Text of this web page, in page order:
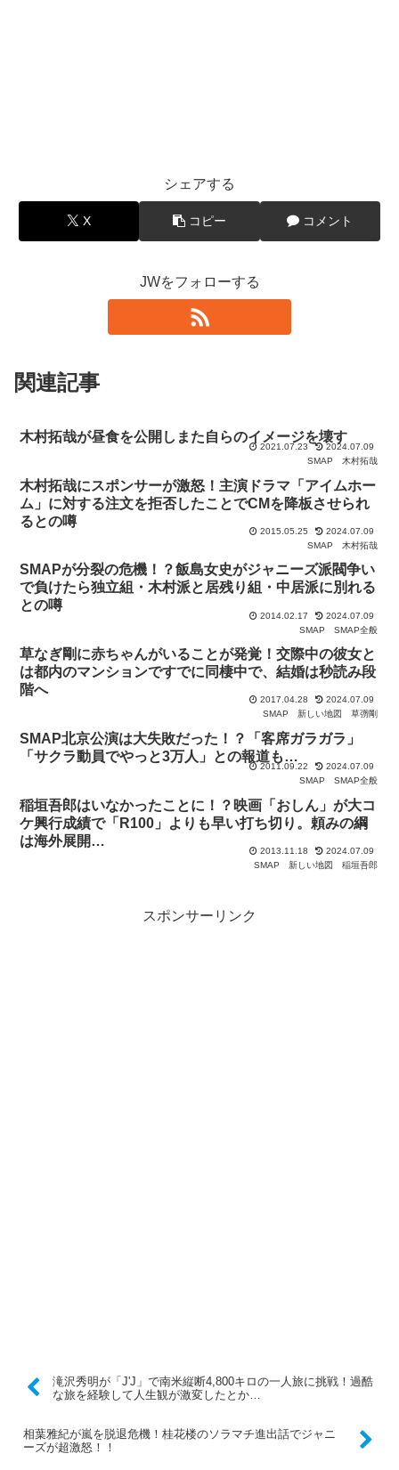
シェアする
X コピー コメント
JWをフォローする
関連記事
木村拓哉が昼食を公開しまた自らのイメージを壊す
2021.07.23
2024.07.09
SMAP
木村拓哉
木村拓哉にスポンサーが激怒！主演ドラマ「アイムホー
ム」に対する注文を拒否したことでCMを降板させられ
るとの噂
2015.05.25
2024.07.09
SMAP
木村拓哉
SMAPが分裂の危機！？飯島女史がジャニーズ派閥争い
で負けたら独立組・木村派と居残り組・中居派に別れる
との噂
2014.02.17
2024.07.09
SMAP
SMAP全般
草なぎ剛に赤ちゃんがいることが発覚！交際中の彼女と
は都内のマンションですでに同棲中で、結婚は秒読み段
階へ
2017.04.28
2024.07.09
SMAP
新しい地図 草彅剛
SMAP北京公演は大失敗だった！？「客席ガラガラ」
「サクラ動員でやっと3万人」との報道も…
2011.09.22
2024.07.09
SMAP
SMAP全般
稲垣吾郎はいなかったことに！？映画「おしん」が大コ
ケ興行成績で「R100」よりも早い打ち切り。頼みの綱
は海外展開…
2013.11.18
2024.07.09
SMAP
新しい地図 稲垣吾郎
スポンサーリンク
滝沢秀明が「J'J」で南米縦断4,800キロの一人旅に挑戦！過酷
な旅を経験して人生観が激変したとか…
相葉雅紀が嵐を脱退危機！桂花楼のソラマチ進出話でジャニ
ーズが超激怒！！